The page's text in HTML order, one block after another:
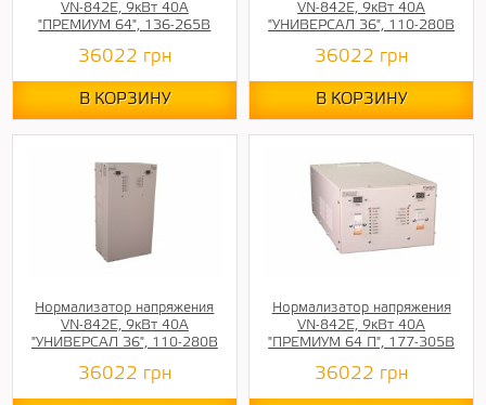
VN-842E, 9кВт 40А
"ПРЕМИУМ 64", 136-265В
36022 грн
В КОРЗИНУ
VN-842E, 9кВт 40А
"УНИВЕРСАЛ 36", 110-280В
36022 грн
В КОРЗИНУ
Нормализатор напряжения
VN-842E, 9кВт 40А
"УНИВЕРСАЛ 36", 110-280В
36022 грн
Нормализатор напряжения
VN-842E, 9кВт 40А
"ПРЕМИУМ 64 П", 177-305В
36022 грн